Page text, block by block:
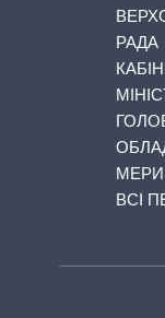
РАДА
МЕРИ
ВСІ